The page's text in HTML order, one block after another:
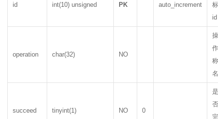
id int(10) unsigned PK auto_increment
标
id
operation char(32) NO
操
作
称
名
succeed tinyint(1) NO 0
是
否
完